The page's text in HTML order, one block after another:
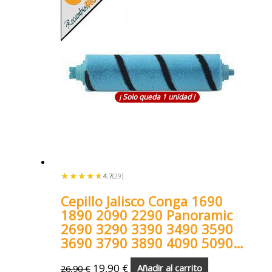
¡ Solo queda 1 unidad !
★★★★★
★★★★★ 4.7(29)
Cepillo Jalisco Conga 1690
1890 2090 2290 Panoramic
2690 3290 3390 3490 3590
3690 3790 3890 4090 5090
26,90€ 19,90 € Añadir al carrito